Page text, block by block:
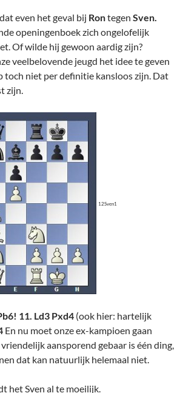
even het geval bij Rontegen Sven.
openingenboek zich ongelofelijk
Of wilde hij gewoon aardig zijn?
veelbelovende jeugd het idee te geven
toch niet per definitie kansloos zijn. Dat
zijn.
12Sven1
11. Ld3 Pxd4 (ook hier: hartelijk
En nu moet onze ex-kampioen gaan
aansporend gebaar is één ding,
dat kan natuurlijk helemaal niet.
het Sven al te moeilijk.